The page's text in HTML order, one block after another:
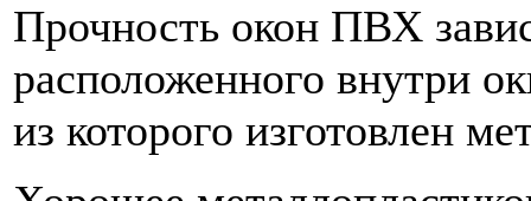
Прочность окон ПВХ
расположенного внутри
из которого изготовлен